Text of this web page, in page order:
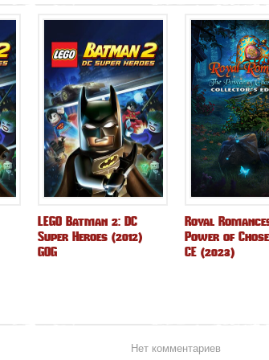
LEGO Batman 2: DC
Super Heroes (2012)
GOG
Royal
Power of
CE (2023)
Нет комментариев